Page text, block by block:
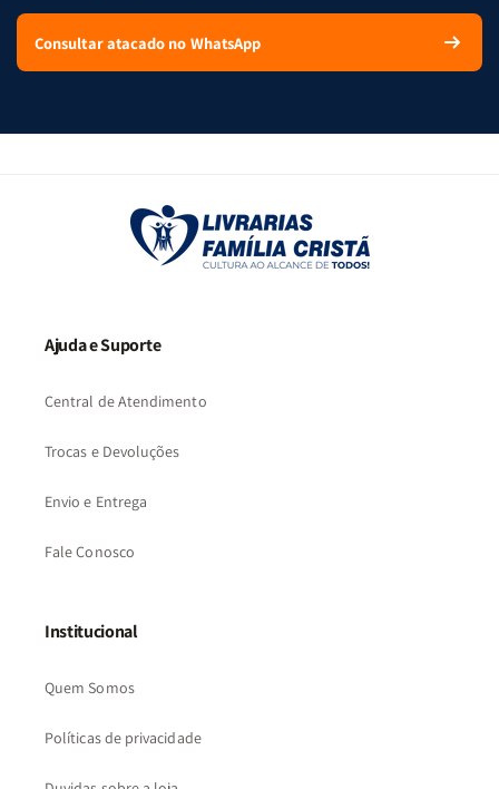
Consultar atacado no WhatsApp
Ajuda e Suporte
Central de Atendimento
Trocas e Devoluções
Envio e Entrega
Fale Conosco
Institucional
Quem Somos
Políticas de privacidade